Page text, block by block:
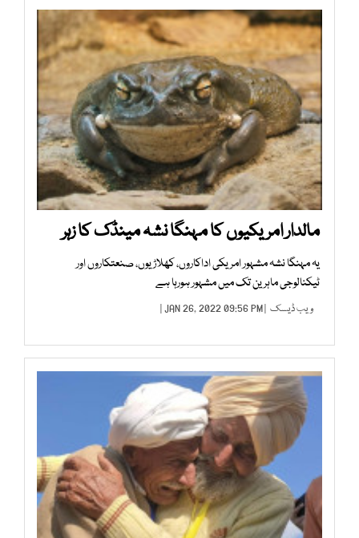
مالدار امریکیوں کا مہنگا نشہ مینڈک کا زہر
یہ مہنگا نشہ مشہور امریکی اداکاروں، کھلاڑیوں، صنعتکاروں اور
ٹیکنالوجی ماہرین تک میں مشہور ہورہا ہے
ویب ڈیسک | JAN 26, 2022 09:56 PM |